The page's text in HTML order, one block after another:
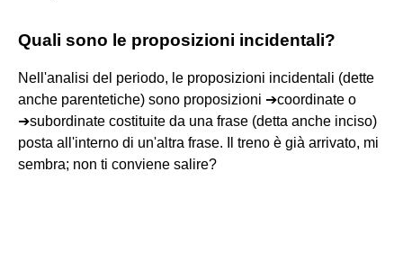
Quali sono le proposizioni incidentali?
Nell'analisi del periodo, le proposizioni incidentali (dette
anche parentetiche) sono proposizioni ➔coordinate o
➔subordinate costituite da una frase (detta anche inciso)
posta all'interno di un'altra frase. Il treno è già arrivato, mi
sembra; non ti conviene salire?